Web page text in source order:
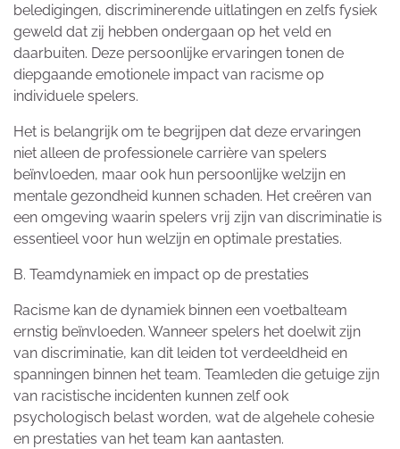
beledigingen, discriminerende uitlatingen en zelfs fysiek
geweld dat zij hebben ondergaan op het veld en
daarbuiten. Deze persoonlijke ervaringen tonen de
diepgaande emotionele impact van racisme op
individuele spelers.
Het is belangrijk om te begrijpen dat deze ervaringen
niet alleen de professionele carrière van spelers
beïnvloeden, maar ook hun persoonlijke welzijn en
mentale gezondheid kunnen schaden. Het creëren van
een omgeving waarin spelers vrij zijn van discriminatie is
essentieel voor hun welzijn en optimale prestaties.
B. Teamdynamiek en impact op de prestaties
Racisme kan de dynamiek binnen een voetbalteam
ernstig beïnvloeden. Wanneer spelers het doelwit zijn
van discriminatie, kan dit leiden tot verdeeldheid en
spanningen binnen het team. Teamleden die getuige zijn
van racistische incidenten kunnen zelf ook
psychologisch belast worden, wat de algehele cohesie
en prestaties van het team kan aantasten.